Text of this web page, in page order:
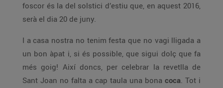
foscor és la del solstici d’estiu que, en aquest 2016,
serà el dia 20 de juny.
I a casa nostra no tenim festa que no vagi lligada a
un bon àpat i, si és possible, que sigui dolç que fa
més goig! Així doncs, per celebrar la revetlla de
Sant Joan no falta a cap taula una bona coca. Tot i